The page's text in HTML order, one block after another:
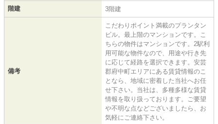
階建 3階建
備考
こだわりポイント満載のプランタン
ビル。最上階のマンションです。こ
ちらの物件はマンションです。2駅利
用可能な物件なので、用途や行き先
に応じて経路を選択できます。安芸
郡府中町エリアにある賃貸情報のこ
となら、地域に密着した当社へお任
せ下さい。当社は、多種多様な賃貸
情報を取り扱っております。ご要望
や不明な点などございましたら、お
気軽にご連絡下さい。